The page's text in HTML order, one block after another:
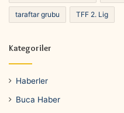
taraftar grubu TFF 2. Lig
Kategoriler
Haberler
Buca Haber